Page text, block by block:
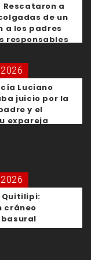
Rescataron a
de un
a los padres
responsables
Luciano
juicio por la
y el
expareja
Quitilipi:
cráneo
basural